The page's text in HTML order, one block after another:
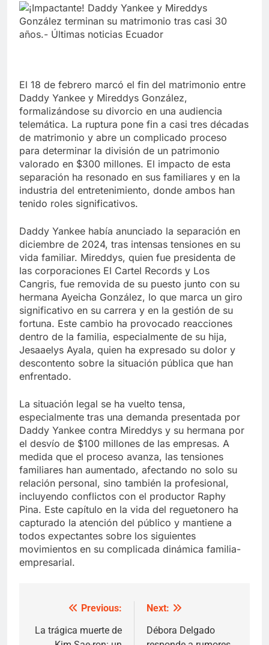
El 18 de febrero marcó el fin del matrimonio entre
Daddy Yankee y Mireddys González,
formalizándose su divorcio en una audiencia
telemática. La ruptura pone fin a casi tres décadas
de matrimonio y abre un complicado proceso
para determinar la división de un patrimonio
valorado en $300 millones. El impacto de esta
separación ha resonado en sus familiares y en la
industria del entretenimiento, donde ambos han
tenido roles significativos.
Daddy Yankee había anunciado la separación en
diciembre de 2024, tras intensas tensiones en su
vida familiar. Mireddys, quien fue presidenta de
las corporaciones El Cartel Records y Los
Cangris, fue removida de su puesto junto con su
hermana Ayeicha González, lo que marca un giro
significativo en su carrera y en la gestión de su
fortuna. Este cambio ha provocado reacciones
dentro de la familia, especialmente de su hija,
Jesaaelys Ayala, quien ha expresado su dolor y
descontento sobre la situación pública que han
enfrentado.
La situación legal se ha vuelto tensa,
especialmente tras una demanda presentada por
Daddy Yankee contra Mireddys y su hermana por
el desvío de $100 millones de las empresas. A
medida que el proceso avanza, las tensiones
familiares han aumentado, afectando no solo su
relación personal, sino también la profesional,
incluyendo conflictos con el productor Raphy
Pina. Este capítulo en la vida del reguetonero ha
capturado la atención del público y mantiene a
todos expectantes sobre los siguientes
movimientos en su complicada dinámica familia-
empresarial.
navigation
Previous:
La trágica muerte de
Next:
Débora Delgado